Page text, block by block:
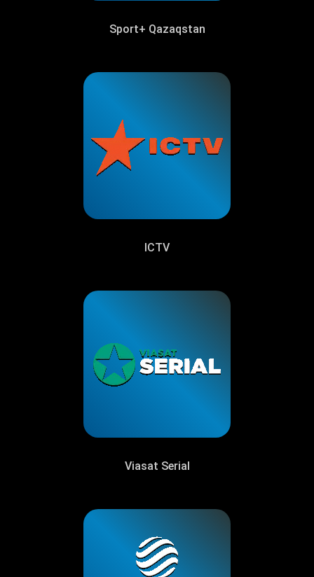
Sport+ Qazaqstan
ICTV
Viasat Serial